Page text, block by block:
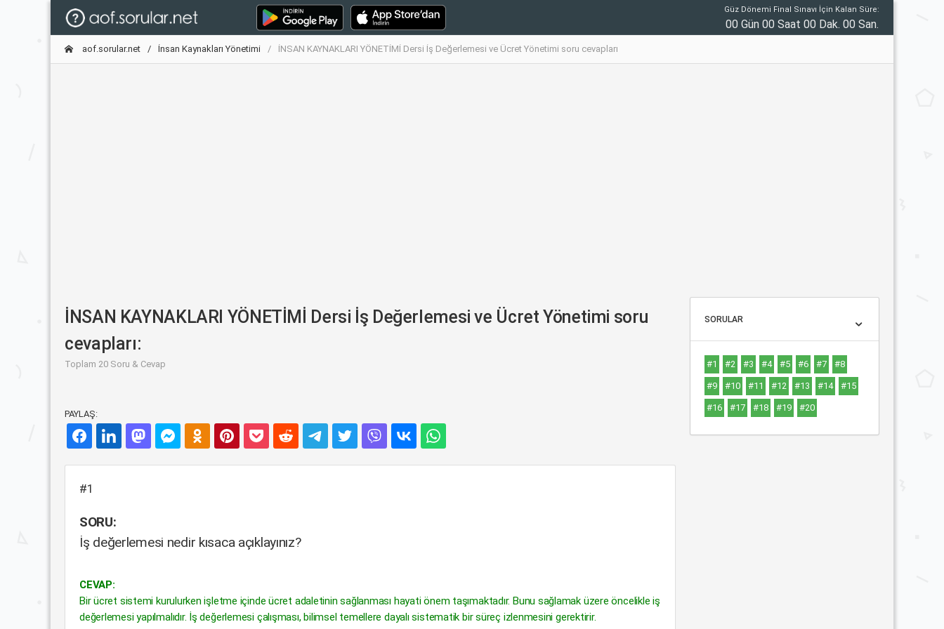
Güz Dönemi Final Sınavı İçin Kalan Süre:
00 Gün 00 Saat 00 Dak. 00 San.
aof.sorular.net İnsan Kaynakları Yönetimi İNSAN KAYNAKLARI YÖNETİMİ Dersi İş Değerlemesi ve Ücret Yönetimi soru cevapları
İNSAN KAYNAKLARI YÖNETİMİ Dersi İş Değerlemesi ve Ücret Yönetimi soru
cevapları:
Toplam 20 Soru & Cevap
PAYLAŞ:
#1
SORU:
İş değerlemesi nedir kısaca açıklayınız?
CEVAP:
Bir ücret sistemi kurulurken işletme içinde ücret adaletinin sağlanması hayati önem taşımaktadır. Bunu sağlamak üzere öncelikle iş
değerlemesi yapılmalıdır. İş değerlemesi çalışması, bilimsel temellere dayalı sistematik bir süreç izlenmesini gerektirir.
SORULAR
#1 #2 #3 #4 #5 #6 #7 #8
#9 #10 #11 #12 #13 #14 #15
#16 #17 #18 #19 #20